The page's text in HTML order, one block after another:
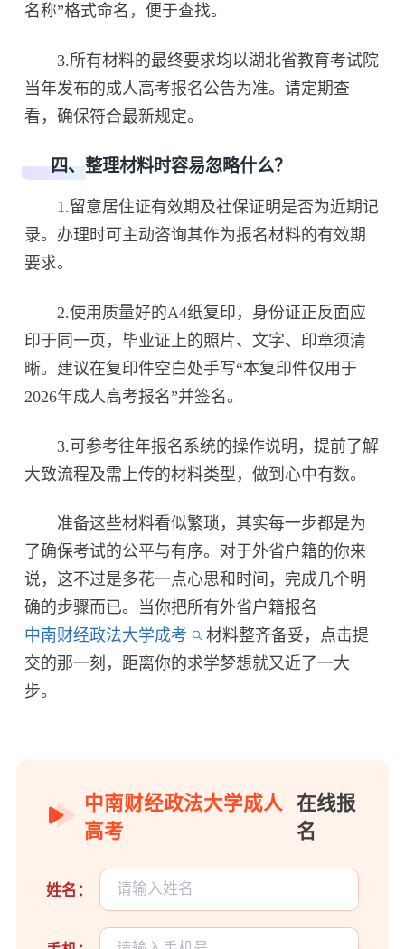
名称”格式命名，便于查找。
3.所有材料的最终要求均以湖北省教育考试院
当年发布的成人高考报名公告为准。请定期查
看，确保符合最新规定。
四、整理材料时容易忽略什么？
1.留意居住证有效期及社保证明是否为近期记
录。办理时可主动咨询其作为报名材料的有效期
要求。
2.使用质量好的A4纸复印，身份证正反面应
印于同一页，毕业证上的照片、文字、印章须清
晰。建议在复印件空白处手写“本复印件仅用于
2026年成人高考报名”并签名。
3.可参考往年报名系统的操作说明，提前了解
大致流程及需上传的材料类型，做到心中有数。
准备这些材料看似繁琐，其实每一步都是为
了确保考试的公平与有序。对于外省户籍的你来
说，这不过是多花一点心思和时间，完成几个明
确的步骤而已。当你把所有外省户籍报名
中南财经政法大学成考
材料整齐备妥，点击提
交的那一刻，距离你的求学梦想就又近了一大
步。
中南财经政法大学成人
高考
在线报
名
姓名：